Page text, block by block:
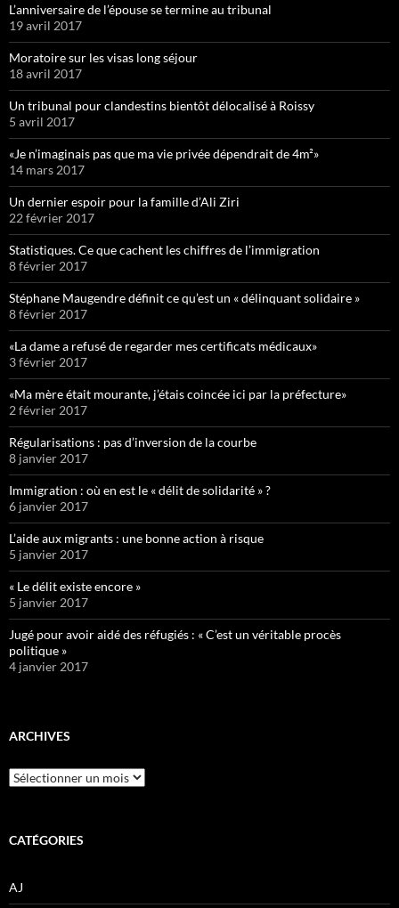
L’anniversaire de l’épouse se termine au tribunal
19 avril 2017
Moratoire sur les visas long séjour
18 avril 2017
Un tribunal pour clandestins bientôt délocalisé à Roissy
5 avril 2017
«Je n’imaginais pas que ma vie privée dépendrait de 4m²»
14 mars 2017
Un dernier espoir pour la famille d’Ali Ziri
22 février 2017
Statistiques. Ce que cachent les chiffres de l’immigration
8 février 2017
Stéphane Maugendre définit ce qu’est un « délinquant solidaire »
8 février 2017
«La dame a refusé de regarder mes certificats médicaux»
3 février 2017
«Ma mère était mourante, j’étais coincée ici par la préfecture»
2 février 2017
Régularisations : pas d’inversion de la courbe
8 janvier 2017
Immigration : où en est le « délit de solidarité » ?
6 janvier 2017
L’aide aux migrants : une bonne action à risque
5 janvier 2017
« Le délit existe encore »
5 janvier 2017
Jugé pour avoir aidé des réfugiés : « C’est un véritable procès
politique »
4 janvier 2017
ARCHIVES
Archives
CATÉGORIES
AJ